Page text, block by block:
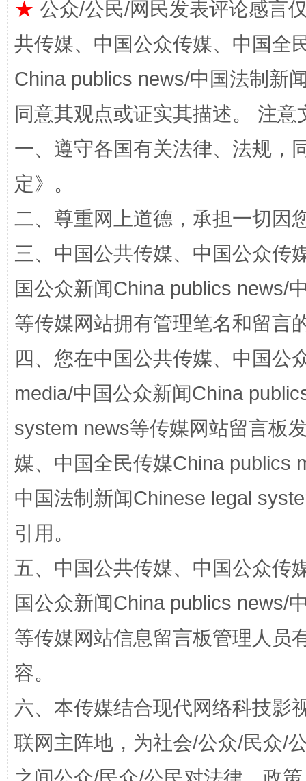
站台名比不上好声名
漫山遍野的桃花与雪山、麦地、白藏房
★ 公众/公民/网民发表评论感言
共传媒、中国公众传媒、中国全
China publics news/中国法制新
同意其观点或证实其描述。 注
一、遵守各国有关法律、法规，
定》。
二、尊重网上道德，承担一切因
三、中国公共传媒、中国公众传
国公众新闻China publics news/
等传媒网站拥有管理笔名和留言
四、您在中国公共传媒、中国公
media/中国公众新闻China
system news等传媒网站留言板
媒、中国全民传媒China publics
中国法制新闻Chinese legal
引用。
五、中国公共传媒、中国公众传
国公众新闻China publics news/
等传媒网站信息留言板管理人员
容。
六、本传媒结合现代网络科技影
联网主阵地，为社会/公众/民众/